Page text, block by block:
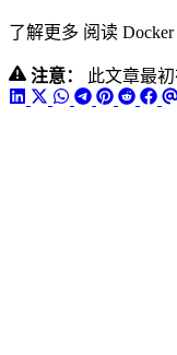
了解更多 阅读
注意： 此文章最